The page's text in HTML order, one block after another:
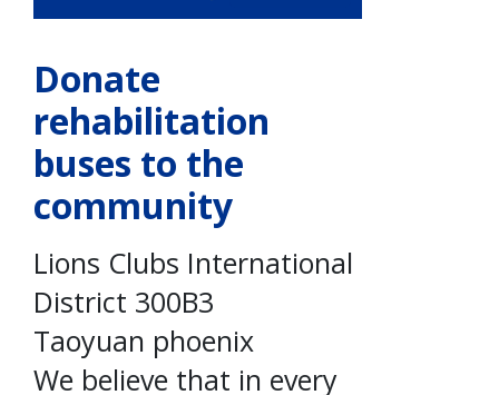
Donate
rehabilitation
buses to the
community
Lions Clubs International
District 300B3
Taoyuan phoenix
We believe that in every